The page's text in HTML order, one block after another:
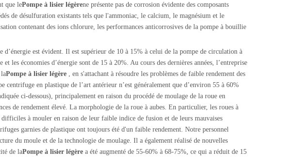
que lePompe à lisier légèrene présente pas de corrosion évidente des composants
de désulfuration existants tels que l'ammoniac, le calcium, le magnésium et le
contenant des ions chlorure, les performances anticorrosives de la pompe à bouillie
d’énergie est évident. Il est supérieur de 10 à 15% à celui de la pompe de circulation à
les économies d’énergie sont de 15 à 20%. Au cours des dernières années, l’entreprise
laPompe à lisier légère , en s'attachant à résoudre les problèmes de faible rendement des
centrifuge en plastique de l’art antérieur n’est généralement que d’environ 55 à 60%
ci-dessous), principalement en raison du procédé de moulage de la roue en
de rendement élevé. La morphologie de la roue à aubes. En particulier, les roues à
à mouler en raison de leur faible indice de fusion et de leurs mauvaises
garnies de plastique ont toujours été d'un faible rendement. Notre personnel
du moule et de la technologie de moulage. Il a également réalisé de nouvelles
de laPompe à lisier légère a été augmenté de 55-60% à 68-75%, ce qui a réduit de 15